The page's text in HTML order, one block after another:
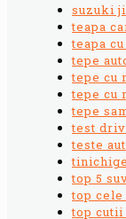
suzuki
teapa
teapa
tepe
tepe cu
tepe cu
tepe
test
teste
top 5
top
top cutii